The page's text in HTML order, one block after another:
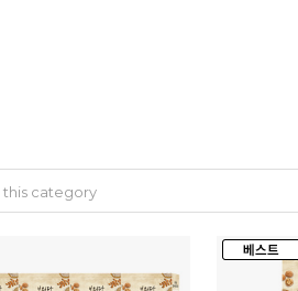
this category